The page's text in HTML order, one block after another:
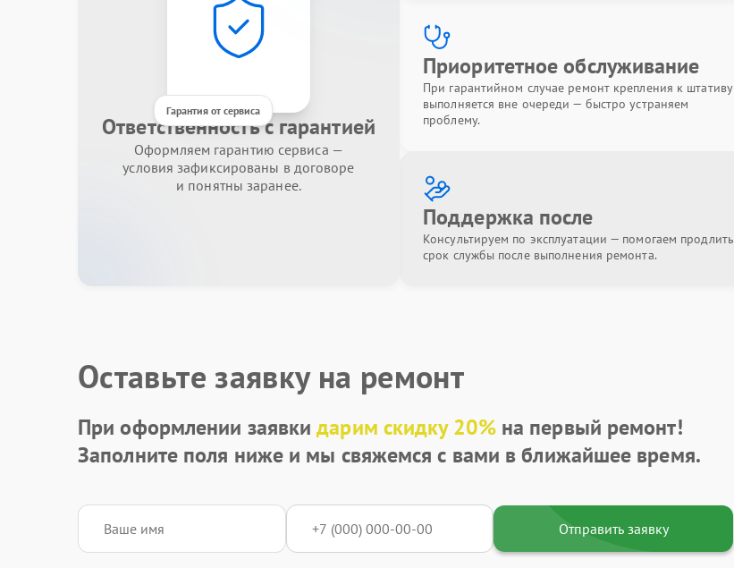
Гарантия от сервиса
Ответственность с гарантией
Оформляем гарантию сервиса —
условия зафиксированы в договоре
и понятны заранее.
Приоритетное обслуживание
При гарантийном случае ремонт крепления к штативу
выполняется вне очереди — быстро устраняем
проблему.
Поддержка после
Консультируем по эксплуатации — помогаем продлить
срок службы после выполнения ремонта.
Оставьте заявку на ремонт
При оформлении заявкидарим скидку 20%на первый ремонт!
Заполните поля ниже и мы свяжемся с вами в ближайшее время.
Отправить заявку